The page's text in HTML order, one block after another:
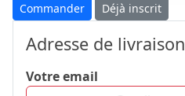
Commander
Déjà inscrit
Adresse de livraison
Votre email